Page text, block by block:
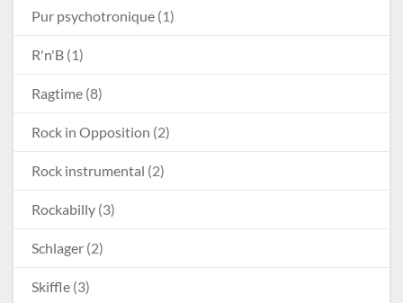
Pur psychotronique (1)
R'n'B (1)
Ragtime (8)
Rock in Opposition (2)
Rock instrumental (2)
Rockabilly (3)
Schlager (2)
Skiffle (3)